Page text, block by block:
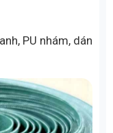
PU nhám, dán